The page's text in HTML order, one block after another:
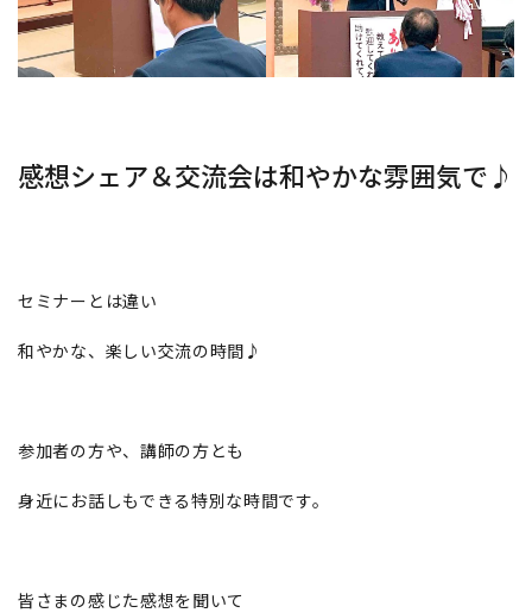
感想シェア＆交流会は和やかな雰囲気で♪
セミナーとは違い
和やかな、楽しい交流の時間♪
参加者の方や、講師の方とも
身近にお話しもできる特別な時間です。
皆さまの感じた感想を聞いて